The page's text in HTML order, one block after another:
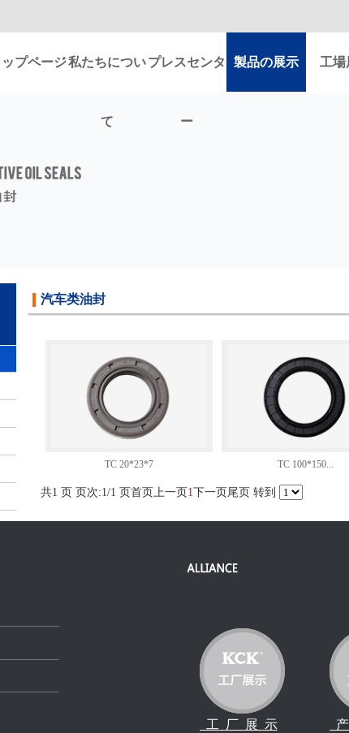
ップページ私たちについ
て
プレスセンタ
ー
製品の展示 工場
汽车类油封
TC 20*23*7 TC 100*150...
共1 页 页次:1/1 页首页上一页1下一页尾页 转到
工 厂 展 示